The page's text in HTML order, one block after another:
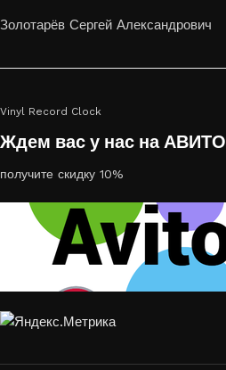
Золотарёв Сергей Александрович
Vinyl Record Clock
Ждем вас у нас на АВИТО
получите скидку 10%